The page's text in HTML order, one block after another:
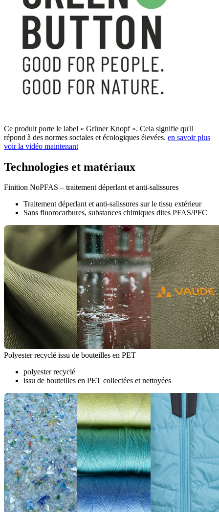
Ce produit porte le label « Grüner Knopf ». Cela signifie qu'il
répond à des normes sociales et écologiques élevées. en savoir plus
voir la vidéo maintenant
Technologies et matériaux
Finition NoPFAS – traitement déperlant et anti-salissures
Traitement déperlant et anti-salissures sur le tissu extérieur
Sans fluorocarbures, substances chimiques dites PFAS/PFC
Polyester recyclé issu de bouteilles en PET
polyester recyclé
issu de bouteilles en PET collectées et nettoyées